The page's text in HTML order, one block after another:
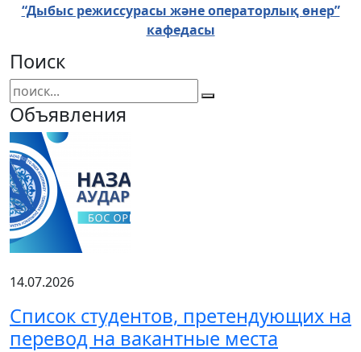
“Дыбыс режиссурасы және операторлық өнер”
кафедасы
Поиск
Объявления
14.07.2026
Список студентов, претендующих на
перевод на вакантные места